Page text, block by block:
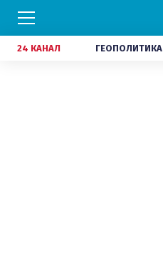
24 КАНАЛ ГЕОПОЛИТИКА